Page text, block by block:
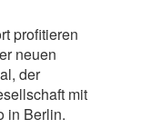
profitieren
neuen
der
mit
in Berlin.